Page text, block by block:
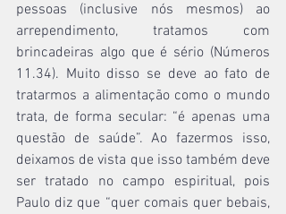
pessoas (inclusive nós mesmos) ao
arrependimento, tratamos com
brincadeiras algo que é sério (Números
11.34). Muito disso se deve ao fato de
tratarmos a alimentação como o mundo
trata, de forma secular: “é apenas uma
questão de saúde”. Ao fazermos isso,
deixamos de vista que isso também deve
ser tratado no campo espiritual, pois
Paulo diz que “quer comais quer bebais,